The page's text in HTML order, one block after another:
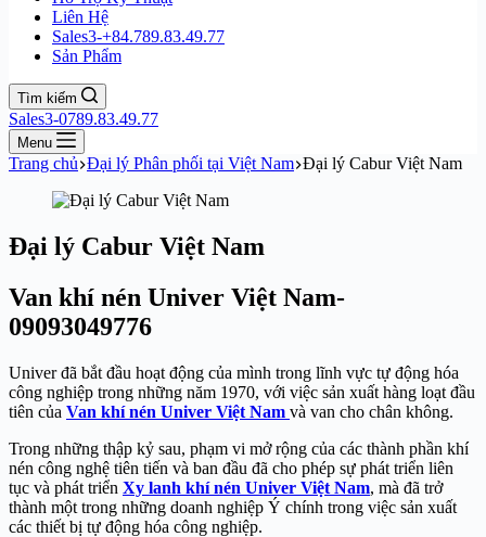
Liên Hệ
Sales3-+84.789.83.49.77
Sản Phẩm
Tìm kiếm
Sales3-0789.83.49.77
Menu
Trang chủ Đại lý Phân phối tại Việt Nam Đại lý Cabur Việt Nam
Đại lý Cabur Việt Nam
Van khí nén Univer Việt Nam-
09093049776
Univer đã bắt đầu hoạt động của mình trong lĩnh vực tự động hóa
công nghiệp trong những năm 1970, với việc sản xuất hàng loạt đầu
tiên của Van khí nén Univer Việt Nam và van cho chân không.
Trong những thập kỷ sau, phạm vi mở rộng của các thành phần khí
nén công nghệ tiên tiến và ban đầu đã cho phép sự phát triển liên
tục và phát triển Xy lanh khí nén Univer Việt Nam, mà đã trở
thành một trong những doanh nghiệp Ý chính trong việc sản xuất
các thiết bị tự động hóa công nghiệp.